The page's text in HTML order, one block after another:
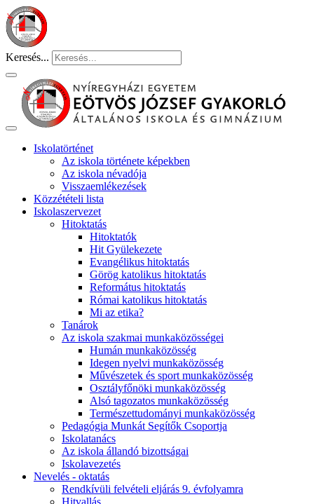
Keresés...
Iskolatörténet
Az iskola története képekben
Az iskola névadója
Visszaemlékezések
Közzétételi lista
Iskolaszervezet
Hitoktatás
Hitoktatók
Hit Gyülekezete
Evangélikus hitoktatás
Görög katolikus hitoktatás
Református hitoktatás
Római katolikus hitoktatás
Mi az etika?
Tanárok
Az iskola szakmai munkaközösségei
Humán munkaközösség
Idegen nyelvi munkaközösség
Művészetek és sport munkaközösség
Osztályfőnöki munkaközösség
Alsó tagozatos munkaközösség
Természettudományi munkaközösség
Pedagógia Munkát Segítők Csoportja
Iskolatanács
Az iskola állandó bizottságai
Iskolavezetés
Nevelés - oktatás
Rendkívüli felvételi eljárás 9. évfolyamra
Hitvallás